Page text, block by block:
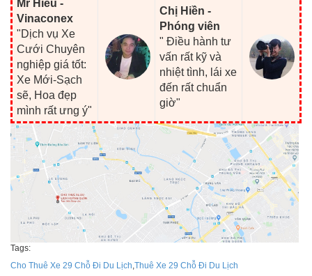
Mr Hiếu -
Vinaconex
"Dịch vụ Xe
Cưới Chuyên
nghiệp giá tốt:
Xe Mới-Sạch
sẽ, Hoa đẹp
mình rất ưng ý"
Chị Hiền -
Phóng viên
" Điều hành tư
vấn rất kỹ và
nhiệt tình, lái xe
đến rất chuẩn
giờ"
Tags:
Cho Thuê Xe 29 Chỗ Đi Du Lịch Thuê Xe 29 Chỗ Đi Du Lịch